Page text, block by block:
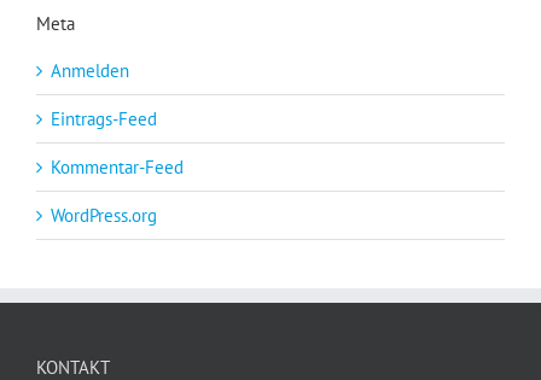
Meta
Anmelden
Eintrags-Feed
Kommentar-Feed
WordPress.org
KONTAKT